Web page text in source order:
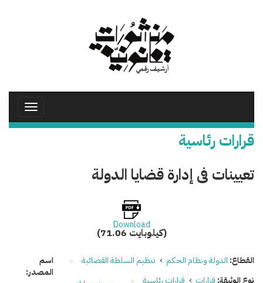
Toggle
قرارات رئاسية
تعيينات فى إدارة قضايا الدولة
Download
(71.06 كيلوبايت)
القطاع: الدولة ونظام الحكم › تنظيم السلطة القضائية
نوع الوثيقة: قرارات › قرارات رئاسية
اسم
المصدر: